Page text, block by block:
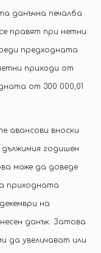
данъчна печалба
правят при нетни
предходната
приходи от
от 300 000,01
авансови вноски
годишен
може да доведе
приходната
на
данък. Затова
да увеличават или